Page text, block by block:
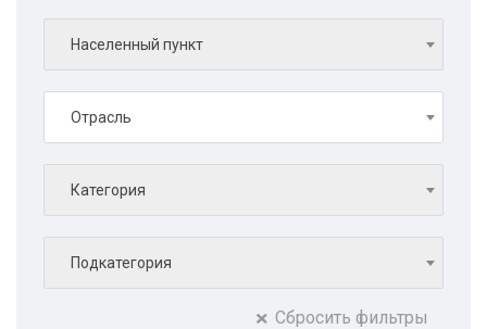
Населенный пункт
Отрасль
Категория
Подкатегория
Сбросить фильтры